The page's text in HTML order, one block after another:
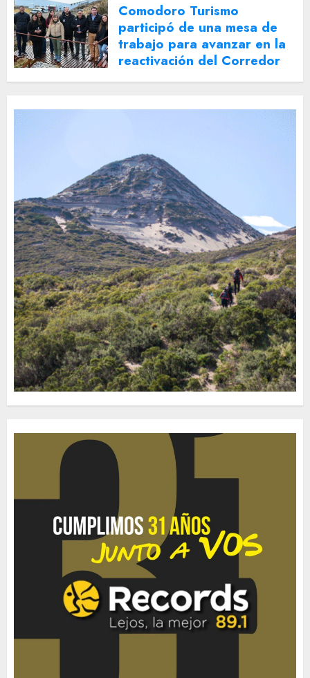
Comodoro Turismo
participó de una mesa de
trabajo para avanzar en la
reactivación del Corredor
Turístico Integrado